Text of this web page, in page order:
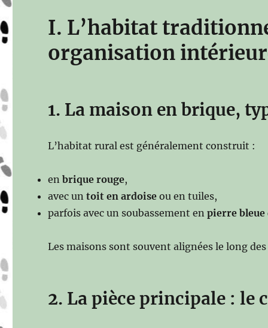
I. L’habitat
organisation
1. La maison en brique,
L’habitat rural est généralement construit :
enbrique rouge,
avec untoit en ardoise ou en tuiles,
parfois avec un soubassement enpierre bleue
Les maisons sont souvent alignées le long
2. La pièce principale : le